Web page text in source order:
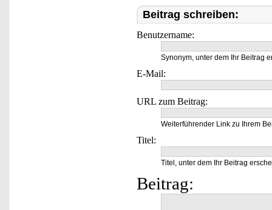
Beitrag schreiben:
Benutzername:
Synonym, unter dem Ihr Beitrag
E-Mail:
URL zum Beitrag:
Weiterführender Link zu Ihrem
Titel:
Titel, unter dem Ihr Beitrag
Beitrag: